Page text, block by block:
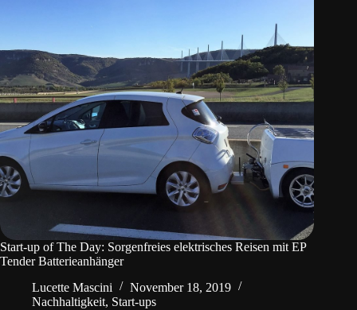
Start-up of The Day: Sorgenfreies elektrisches Reisen mit EP
Tender Batterieanhänger
Lucette Mascini
November 18, 2019
Nachhaltigkeit, Start-ups